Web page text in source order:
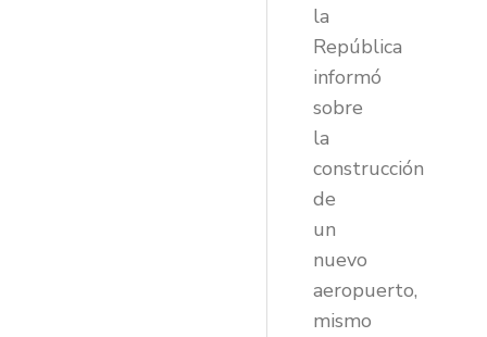
la
República
informó
sobre
la
construcción
de
un
nuevo
aeropuerto,
mismo